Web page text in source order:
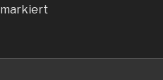
markiert